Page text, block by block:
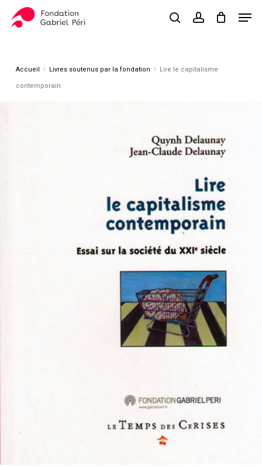
searchaccount
Panier Close
Accueil Livres soutenus par la fondation
Lire le capitalisme
contemporain